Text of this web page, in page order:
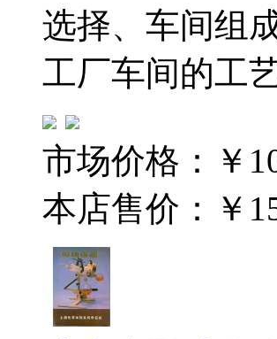
选择、车间组
工厂车间的工
市场价格：
￥
本店售价：
￥